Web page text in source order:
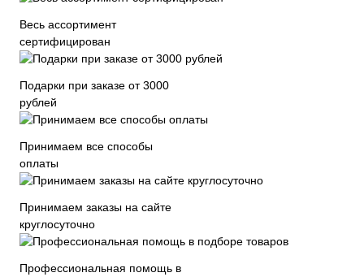
Весь ассортимент
сертифицирован
Подарки при заказе от 3000
рублей
Принимаем все способы
оплаты
Принимаем заказы на сайте
круглосуточно
Профессиональная помощь в